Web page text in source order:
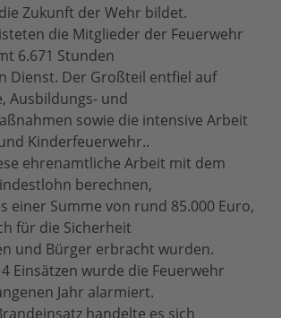
Zukunft der Wehr bildet.
die Mitglieder der Feuerwehr
6.671 Stunden
Dienst. Der Großteil entfiel auf
Ausbildungs- und
sowie die intensive Arbeit
Kinderfeuerwehr..
ehrenamtliche Arbeit mit dem
berechnen,
einer Summe von rund 85.000 Euro,
für die Sicherheit
und Bürger erbracht wurden.
Einsätzen wurde die Feuerwehr
Jahr alarmiert.
handelte es sich